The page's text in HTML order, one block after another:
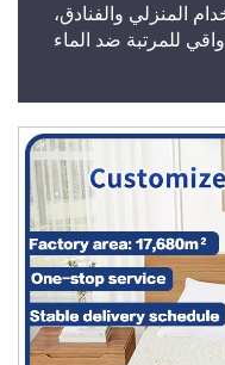
المنزلي والفنادق،